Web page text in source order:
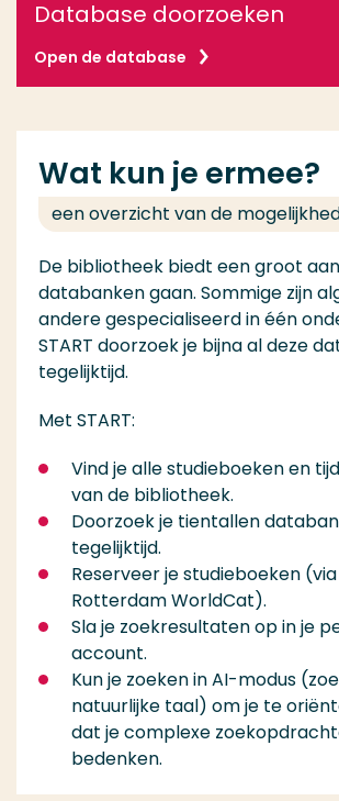
Database doorzoeken
Open de database
Wat kun je ermee?
een overzicht van de
De bibliotheek biedt een groot
databanken gaan. Sommige zijn
andere gespecialiseerd in één
START doorzoek je bijna al deze
tegelijktijd.
Met START:
Vind je alle studieboeken en
van de bibliotheek.
Doorzoek je tientallen
tegelijktijd.
Reserveer je studieboeken
Rotterdam WorldCat).
Sla je zoekresultaten op in je
account.
Kun je zoeken in AI-modus
natuurlijke taal) om je te
dat je complexe
bedenken.